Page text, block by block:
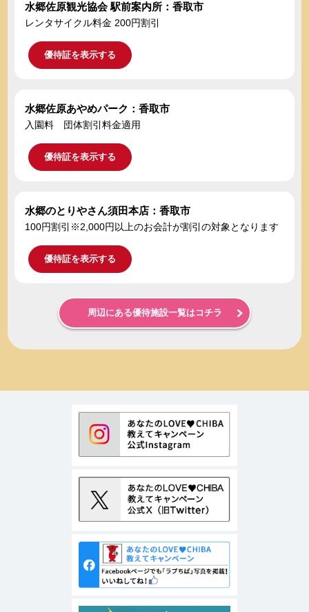
水郷佐原観光協会 駅前案内所：香取市
レンタサイクル料金 200円割引
優待証を表示する
水郷佐原あやめパーク：香取市
入園料 団体割引料金適用
優待証を表示する
水郷のとりやさん須田本店：香取市
100円割引※2,000円以上のお会計が割引の対象となります
優待証を表示する
周辺にある優待施設一覧はコチラ